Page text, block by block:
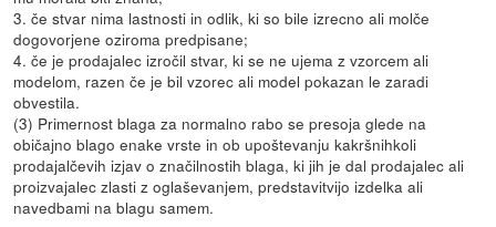
3. če stvar nima lastnosti in odlik, ki so bile izrecno ali molče
dogovorjene oziroma predpisane;
4. če je prodajalec izročil stvar, ki se ne ujema z vzorcem ali
modelom, razen če je bil vzorec ali model pokazan le zaradi
obvestila.
(3) Primernost blaga za normalno rabo se presoja glede na
običajno blago enake vrste in ob upoštevanju kakršnihkoli
prodajalčevih izjav o značilnostih blaga, ki jih je dal prodajalec ali
proizvajalec zlasti z oglaševanjem, predstavitvijo izdelka ali
navedbami na blagu samem.